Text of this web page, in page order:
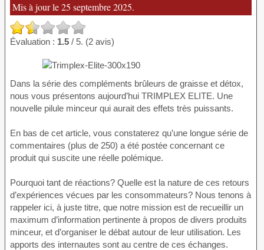
Mis à jour le 25 septembre 2025.
Évaluation : 1.5 / 5. (2 avis)
Dans la série des compléments brûleurs de graisse et détox,
nous vous présentons aujourd’hui TRIMPLEX ELITE. Une
nouvelle pilule minceur qui aurait des effets très puissants.
En bas de cet article, vous constaterez qu’une longue série de
commentaires (plus de 250) a été postée concernant ce
produit qui suscite une réelle polémique.
Pourquoi tant de réactions? Quelle est la nature de ces retours
d’expériences vécues par les consommateurs? Nous tenons à
rappeler ici, à juste titre, que notre mission est de recueillir un
maximum d’information pertinente à propos de divers produits
minceur, et d’organiser le débat autour de leur utilisation. Les
apports des internautes sont au centre de ces échanges.